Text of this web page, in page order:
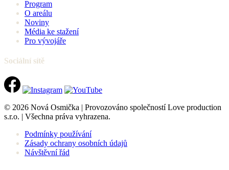
Program
O areálu
Noviny
Média ke stažení
Pro vývojáře
Sociální sítě
© 2026 Nová Osmička | Provozováno společností Love production
s.r.o. | Všechna práva vyhrazena.
Podmínky používání
Zásady ochrany osobních údajů
Návštěvní řád